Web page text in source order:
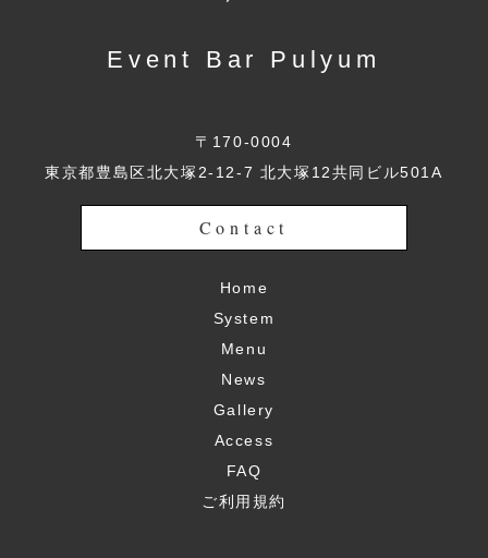
Event Bar Pulyum
〒170-0004
東京都豊島区北大塚2-12-7 北大塚12共同ビル501A
Contact
Home
System
Menu
News
Gallery
Access
FAQ
ご利用規約